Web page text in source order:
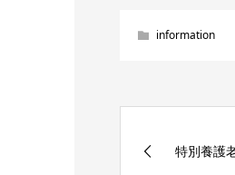
information
特別養護